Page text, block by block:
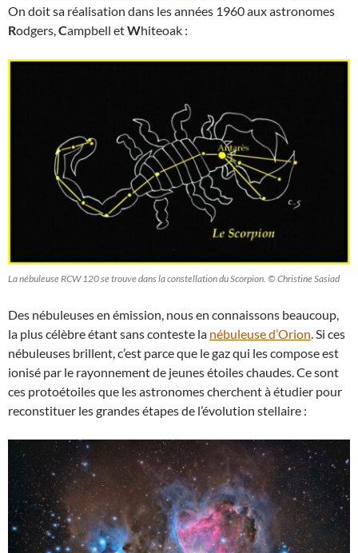
On doit sa réalisation dans les années 1960 aux astronomes
Rodgers,Campbell etWhiteoak :
La nébuleuse RCW 120 se trouve dans la constellation du Scorpion. © Christine Sasiad
Des nébuleuses en émission, nous en connaissons beaucoup,
la plus célèbre étant sans conteste la nébuleuse d’Orion . Si ces
nébuleuses brillent, c’est parce que le gaz qui les compose est
ionisé par le rayonnement de jeunes étoiles chaudes. Ce sont
ces protoétoiles que les astronomes cherchent à étudier pour
reconstituer les grandes étapes de l’évolution stellaire :